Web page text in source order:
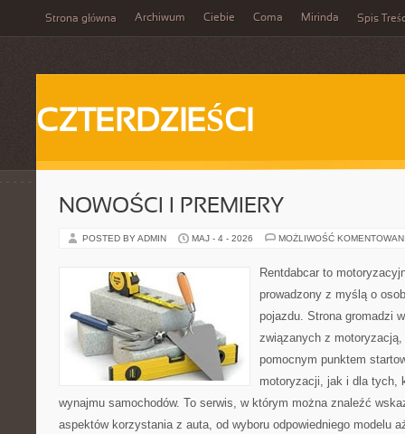
Strona główna Archiwum Ciebie Coma Mirinda Spis
CZTERDZIEŚCI
NOWOŚCI I PREMIERY
POSTED BY ADMIN MAJ - 4 - 2026 MOŻLIWOŚĆ
Rentdabcar to
prowadzony z myślą o
pojazdu. Strona gromadzi
związanych z
pomocnym punktem
motoryzacji, jak i dla tych,
wynajmu samochodów. To serwis, w którym można znaleźć
aspektów korzystania z auta, od wyboru odpowiedniego modelu